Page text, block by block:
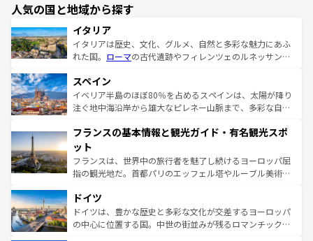
人気の国と地域から探す
イタリア
イタリアは歴史、文化、グルメ、自然と多彩な魅力にあふ
れた国。 ローマの古代遺跡やフィレンツェのルネッサンス
ろん、トスカーナの美しい田園風景やアマルフィ海岸の絶
景など、自然景観も見逃せない。観光の合間には、本場の
ピザやパスタなど、絶品のイタリア料理を堪能することも
ませてくれるイタリアで、忘れられない旅をしてみよう！
なお、新着のイタリア情報は
しい。
スペイン
イベリア半島のほぼ80％を占めるスペインは、太陽が降り
注ぐ地中海沿岸から雄大なピレネー山脈まで、多彩な自然
文化が根付くこの国では、情熱的なフラメンコ、熱気あふ
れる闘牛、そして美味しいタパスが生活の一部となってい
る。首都マドリードの洗練された雰囲気や、バルセロナの
アートに溢れた街角から、地方では古代ローマ遺跡や中世
せる。地方によって風土や気候が異なるスペインはその個
性で訪れる人を魅了する。 なお、新着のスペイン情報は コ
ンテンツ一覧を参照してほしい。
フランスの基本情報と観光ガイド・有名観光スポ
ット
フランスは、世界中の旅行者を魅了し続けるヨーロッパ屈
指の観光地だ。首都パリのエッフェル塔やルーブル美術館
で、幅広い魅力が詰まっている。華麗な宮殿、歴史的な大
聖堂、美しいビーチ、そして豊かな自然が、訪れる者を心
から魅了する。また、フランスは美食の国としても知ら
ドイツ
ドイツは、豊かな歴史と多彩な文化が交差するヨーロッパ
の中心に位置する国。中世の街並みが残るロマンチック街